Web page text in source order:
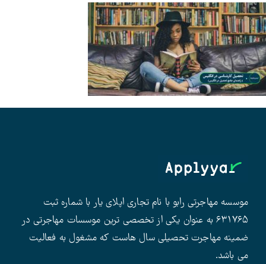
موسسه مهاجرتی رابو با نام تجاری اپلای یار با شماره ثبت
۶۳۱۷۶۵ به عنوان یکی از تخصصی ترین موسسات مهاجرتی در
ضمینه مهاجرت تحصیلی سال هاست که مشغول به فعالیت
می باشد.